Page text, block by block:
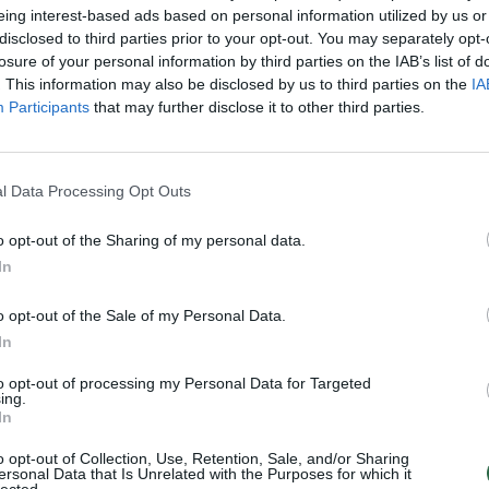
interest-based ads based on personal information utilized by us
to third parties prior to your opt-out. You may separately
of your personal information by third parties on the IAB’s list of
This information may also be disclosed by us to third parties on the
Participants that may further disclose it to other third parties.
Data Processing Opt Outs
opt-out of the Sharing of my personal data.
opt-out of the Sale of my Personal Data.
opt-out of processing my Personal Data for Targeted
opt-out of Collection, Use, Retention, Sale, and/or Sharing
Data that Is Unrelated with the Purposes for which it
Visi įrašai
diskusija: Rusija – Europos šeimos narė?
Laidos Lietuva tiesiogiai
Kuprines pasvėrę specialistai įspėja apie